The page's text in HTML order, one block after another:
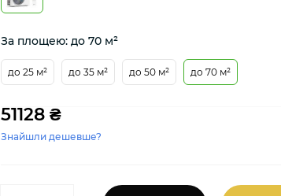
За площею: до 70 м²
до 25 м² до 35 м² до 50 м² до 70 м²
51128 ₴
Знайшли дешевше?